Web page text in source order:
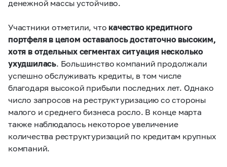
денежной массы устойчиво.
Участники отметили, что качество кредитного
портфеля в целом оставалось достаточно высоким,
хотя в отдельных сегментах ситуация несколько
ухудшилась. Большинство компаний продолжали
успешно обслуживать кредиты, в том числе
благодаря высокой прибыли последних лет. Однако
число запросов на реструктуризацию со стороны
малого и среднего бизнеса росло. В конце марта
также наблюдалось некоторое увеличение
количества реструктуризаций по кредитам крупных
компаний.